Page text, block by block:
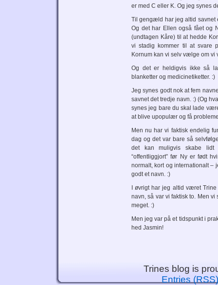
er med C eller K. Og jeg synes
Til gengæld har jeg altid savnet
Og det har Ellen også fået og
(undtagen Kåre) til at hedde
vi stadig kommer til at svare
Kornum kan vi selv vælge om vi
Og det er heldigvis ikke så
blanketter og medicinetiketter. :)
Jeg synes godt nok at fem
savnet det tredje navn. :) (Og
synes jeg bare du skal lade
at blive upopulær og få
Men nu har vi faktisk endelig
dag og det var bare så
det kan muligvis skabe
“offentliggjort” før Ny er født
normalt, kort og internationalt –
godt et navn. :)
I øvrigt har jeg altid været
navn, så var vi faktisk to. Men
meget. :)
Men jeg var på et tidspunkt i
hed Jasmin!
Trines blog is
Entries (RSS)